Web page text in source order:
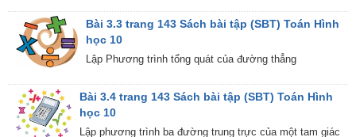
Bài 3.3 trang 143 Sách bài tập (SBT) Toán Hình
học 10
Lập Phương trình tổng quát của đường thẳng
Bài 3.4 trang 143 Sách bài tập (SBT) Toán Hình
học 10
Lập phương trình ba đường trung trực của một tam giác